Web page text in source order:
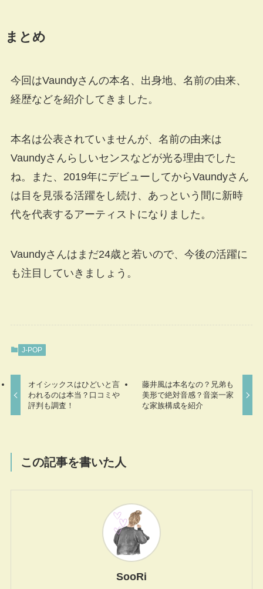
まとめ
今回はVaundyさんの本名、出身地、名前の由来、
経歴などを紹介してきました。
本名は公表されていませんが、名前の由来は
Vaundyさんらしいセンスなどが光る理由でした
ね。また、2019年にデビューしてからVaundyさん
は目を見張る活躍をし続け、あっという間に新時
代を代表するアーティストになりました。
Vaundyさんはまだ24歳と若いので、今後の活躍に
も注目していきましょう。
J-POP
オイシックスはひどいと言
われるのは本当？口コミや
評判も調査！
藤井風は本名なの？兄弟も
美形で絶対音感？音楽一家
な家族構成を紹介
この記事を書いた人
SooRi